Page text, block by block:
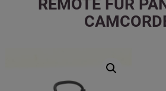
REMOTE FÜR